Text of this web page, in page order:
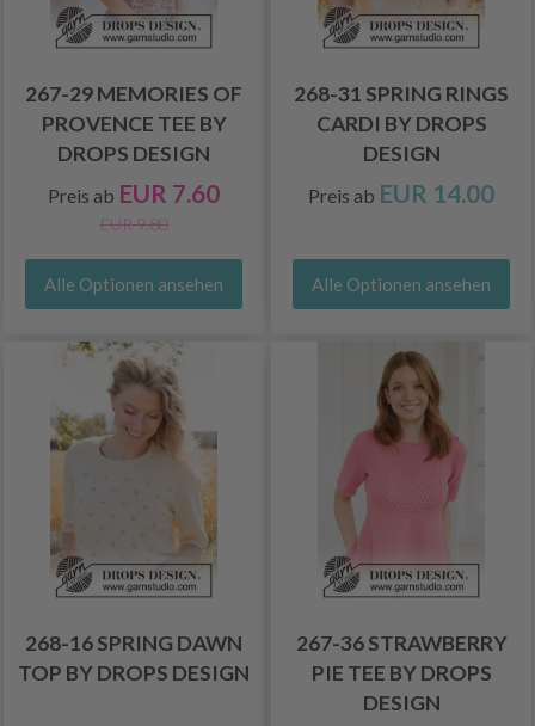
267-29 MEMORIES OF
PROVENCE TEE BY
DROPS DESIGN
Preis ab EUR 7.60
EUR 9.80
Alle Optionen ansehen
268-31 SPRING RINGS
CARDI BY DROPS
DESIGN
Preis ab EUR 14.00
Alle Optionen ansehen
268-16 SPRING DAWN
TOP BY DROPS DESIGN
267-36 STRAWBERRY
PIE TEE BY DROPS
DESIGN